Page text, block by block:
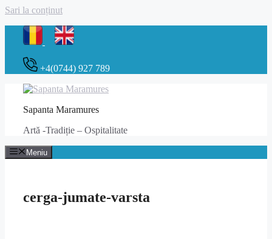
Sari la conținut
+4(0744) 927 789
Sapanta Maramures
Artă -Tradiție – Ospitalitate
Meniu
cerga-jumate-varsta